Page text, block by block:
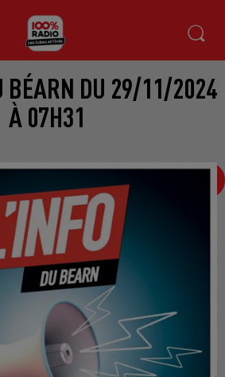
BÉARN DU 29/11/2024
À 07H31